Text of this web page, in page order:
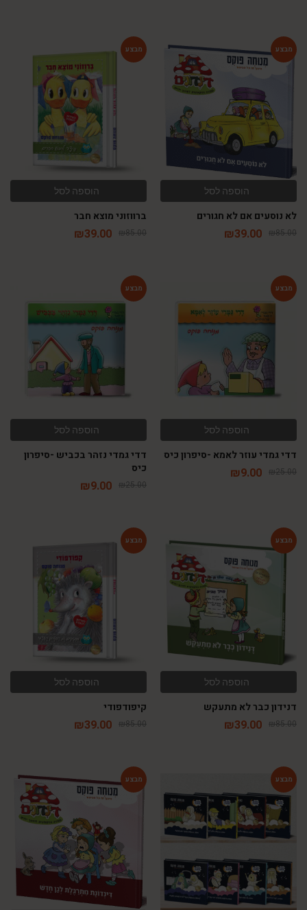
הוספה לסל
לא נוסעים אם לא חגורים
₪85.00
₪39.00
הוספה לסל
ברווזוני מוצא חבר
₪85.00
₪39.00
הוספה לסל
דדי גמדי עוזר לאמא -סיפרון כיס
₪25.00
₪9.00
הוספה לסל
דדי גמדי נזהר בכביש -סיפרון
כיס
₪25.00
₪9.00
הוספה לסל
דנידון כבר לא מתעקש
₪85.00
₪39.00
הוספה לסל
קיפודפודי
₪85.00
₪39.00